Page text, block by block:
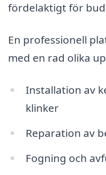
fördelaktigt för
En professionell
med en rad olika
Installation av
klinker
Reparation av
Fogning och